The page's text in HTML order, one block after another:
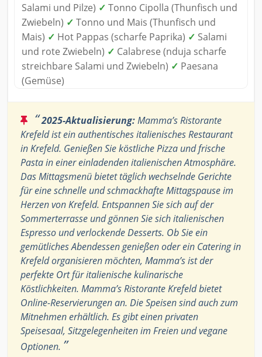
Salami und Pilze) ✓ Tonno Cipolla (Thunfisch und
Zwiebeln) ✓ Tonno und Mais (Thunfisch und
Mais) ✓ Hot Pappas (scharfe Paprika) ✓ Salami
und rote Zwiebeln) ✓ Calabrese (nduja scharfe
streichbare Salami und Zwiebeln) ✓ Paesana
(Gemüse)
“2025-Aktualisierung:Mamma’s Ristorante
Krefeld ist ein authentisches italienisches Restaurant
in Krefeld. Genießen Sie köstliche Pizza und frische
Pasta in einer einladenden italienischen Atmosphäre.
Das Mittagsmenü bietet täglich wechselnde Gerichte
für eine schnelle und schmackhafte Mittagspause im
Herzen von Krefeld. Entspannen Sie sich auf der
Sommerterrasse und gönnen Sie sich italienischen
Espresso und verlockende Desserts. Ob Sie ein
gemütliches Abendessen genießen oder ein Catering in
Krefeld organisieren möchten, Mamma’s ist der
perfekte Ort für italienische kulinarische
Köstlichkeiten. Mamma’s Ristorante Krefeld bietet
Online-Reservierungen an. Die Speisen sind auch zum
Mitnehmen erhältlich. Es gibt einen privaten
Speisesaal, Sitzgelegenheiten im Freien und vegane
Optionen. ”